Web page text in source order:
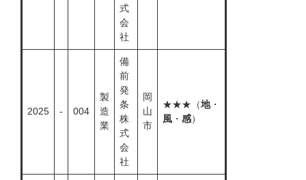
式
会
社
2025 - 004
製
造
業
備
前
発
条
株
式
会
社
岡
山
市
★★★（地・
風 ・ 感）